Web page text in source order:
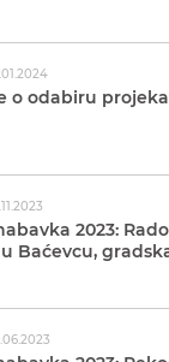
o odabiru
2023:
Baćevcu,